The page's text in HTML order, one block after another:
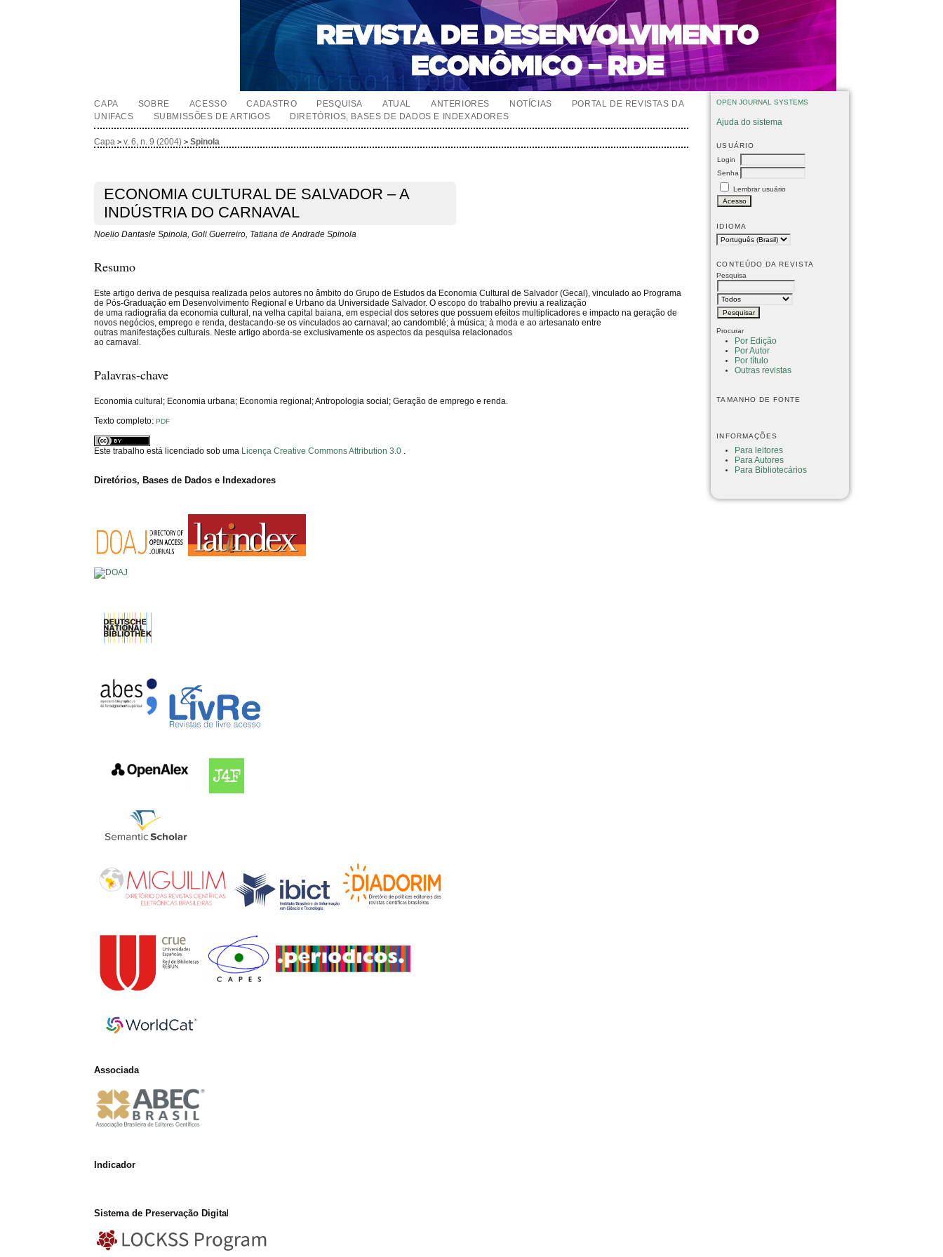
OPEN JOURNAL SYSTEMS
Ajuda do sistema
USUÁRIO
Login
Senha
Lembrar usuário
IDIOMA
CONTEÚDO DA REVISTA
Pesquisa
Procurar
Por Edição
Por Autor
Por título
Outras revistas
TAMANHO DE FONTE
INFORMAÇÕES
Para leitores
Para Autores
Para Bibliotecários
CAPA SOBRE ACESSO CADASTRO PESQUISA ATUAL ANTERIORES NOTÍCIAS
PORTAL DE REVISTAS DA
UNIFACS
SUBMISSÕES DE ARTIGOS DIRETÓRIOS, BASES DE DADOS E INDEXADORES
Capa >v. 6, n. 9 (2004) >Spinola
ECONOMIA CULTURAL DE SALVADOR – A
INDÚSTRIA DO CARNAVAL
Noelio Dantasle Spinola, Goli Guerreiro, Tatiana de Andrade Spinola
Resumo
Este artigo deriva de pesquisa realizada pelos autores no âmbito do Grupo de Estudos da Economia Cultural de Salvador (Gecal), vinculado ao Programa
de Pós-Graduação em Desenvolvimento Regional e Urbano da Universidade Salvador. O escopo do trabalho previu a realização
de uma radiografia da economia cultural, na velha capital baiana, em especial dos setores que possuem efeitos multiplicadores e impacto na geração de
novos negócios, emprego e renda, destacando-se os vinculados ao carnaval; ao candomblé; à música; à moda e ao artesanato entre
outras manifestações culturais. Neste artigo aborda-se exclusivamente os aspectos da pesquisa relacionados
ao carnaval.
Palavras-chave
Economia cultural; Economia urbana; Economia regional; Antropologia social; Geração de emprego e renda.
Texto completo:PDF
Este trabalho está licenciado sob uma Licença Creative Commons Attribution 3.0
Diretórios, Bases de Dados e Indexadores
Associada
Indicador
Sistema de Preservação Digital